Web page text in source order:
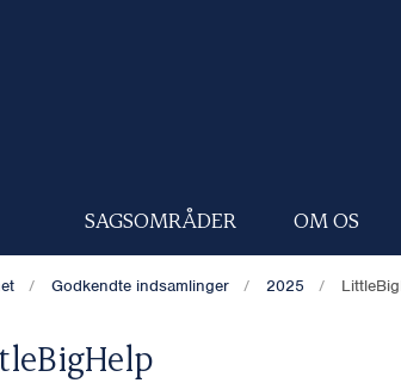
SAGSOMRÅDER OM OS
Godkendte indsamlinger 2025